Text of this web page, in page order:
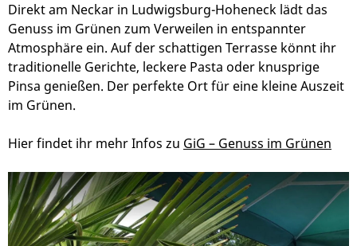
Direkt am Neckar in Ludwigsburg-Hoheneck lädt das
Genuss im Grünen zum Verweilen in entspannter
Atmosphäre ein. Auf der schattigen Terrasse könnt ihr
traditionelle Gerichte, leckere Pasta oder knusprige
Pinsa genießen. Der perfekte Ort für eine kleine Auszeit
im Grünen.
Hier findet ihr mehr Infos zu GiG – Genuss im Grünen